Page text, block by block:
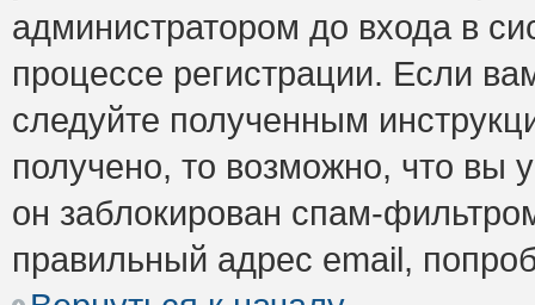
администратором до входа в
процессе регистрации. Если
следуйте полученным
получено, то возможно, что вы
он заблокирован спам-
правильный адрес email,